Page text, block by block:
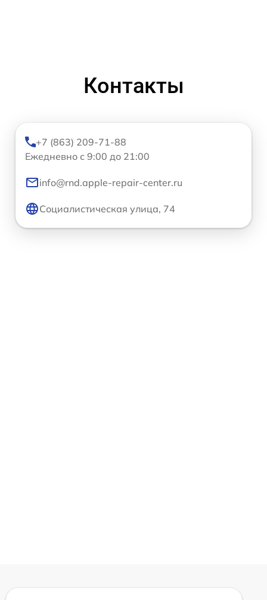
Контакты
+7 (863) 209-71-88
Ежедневно с 9:00 до 21:00
info@rnd.apple-repair-center.ru
Социалистическая улица, 74